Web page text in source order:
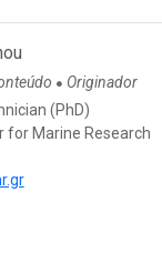
● Originador
(PhD)
for Marine Research